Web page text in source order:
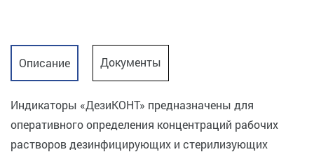
Описание Документы
Индикаторы «ДезиКОНТ» предназначены для
оперативного определения концентраций рабочих
растворов дезинфицирующих и стерилизующих